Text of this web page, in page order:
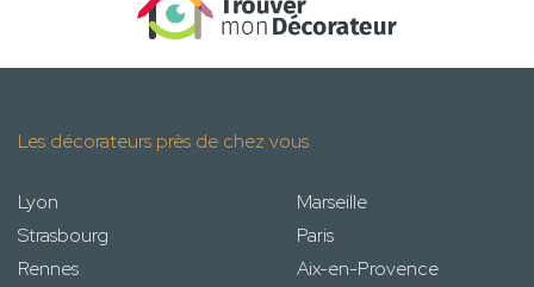
Les décorateurs près de chez vous
Lyon
Marseille
Strasbourg
Paris
Rennes
Aix-en-Provence